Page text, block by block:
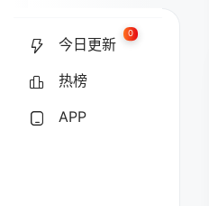
今日更新
0
热榜
APP